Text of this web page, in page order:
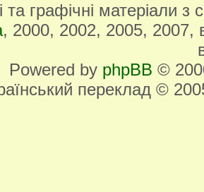
та графічні матеріали
, 2000, 2002, 2005, 2007,
Powered by phpBB ©
переклад ©